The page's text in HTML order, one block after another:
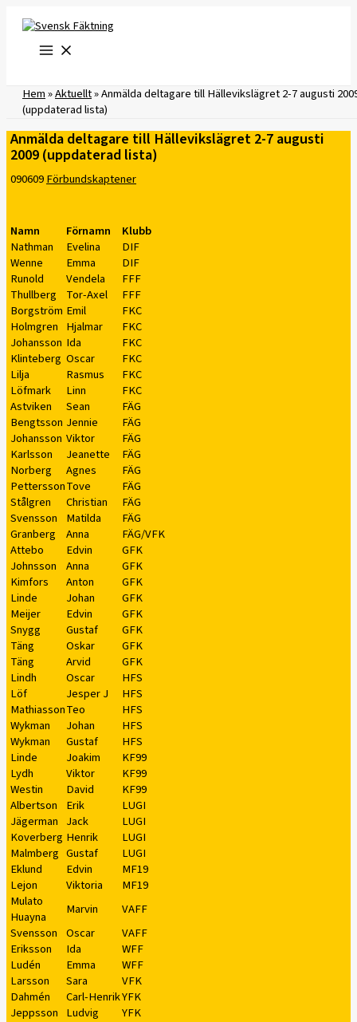
innehåll
Hem»Aktuellt»Anmälda deltagare till Hällevikslägret 2-7 augusti
(uppdaterad lista)
Anmälda deltagare till Hällevikslägret 2-7 augusti
2009 (uppdaterad lista)
090609Förbundskaptener
Namn Förnamn
Klubb
Nathman
Evelina
DIF
Wenne
Emma
DIF
Runold
Vendela
FFF
Thullberg
Tor-Axel
FFF
Borgström Emil
FKC
Holmgren Hjalmar
FKC
Johansson Ida
FKC
Klinteberg Oscar
FKC
Lilja
Rasmus
FKC
Löfmark
Linn
FKC
Astviken
Sean
FÄG
Bengtsson Jennie
FÄG
Johansson Viktor
FÄG
Karlsson
Jeanette
FÄG
Norberg
Agnes
FÄG
PetterssonTove
FÄG
Stålgren
Christian
FÄG
Svensson
Matilda
FÄG
Granberg
Anna
FÄG/VFK
Attebo
Edvin
GFK
Johnsson
Anna
GFK
Kimfors
Anton
GFK
Linde
Johan
GFK
Meijer
Edvin
GFK
Snygg
Gustaf
GFK
Täng
Oskar
GFK
Täng
Arvid
GFK
Lindh
Oscar
HFS
Löf
Jesper J
HFS
MathiassonTeo
HFS
Wykman
Johan
HFS
Wykman
Gustaf
HFS
Linde
Joakim
KF99
Lydh
Viktor
KF99
Westin
David
KF99
Albertson
Erik
LUGI
Jägerman Jack
LUGI
Koverberg Henrik
LUGI
Malmberg Gustaf
LUGI
Eklund
Edvin
MF19
Lejon
Viktoria
MF19
Mulato
Huayna
Marvin
VAFF
Svensson Oscar
VAFF
Eriksson
Ida
WFF
Ludén
Emma
WFF
Larsson
Sara
VFK
Dahmén
Carl-HenrikYFK
Jeppsson Ludvig
YFK